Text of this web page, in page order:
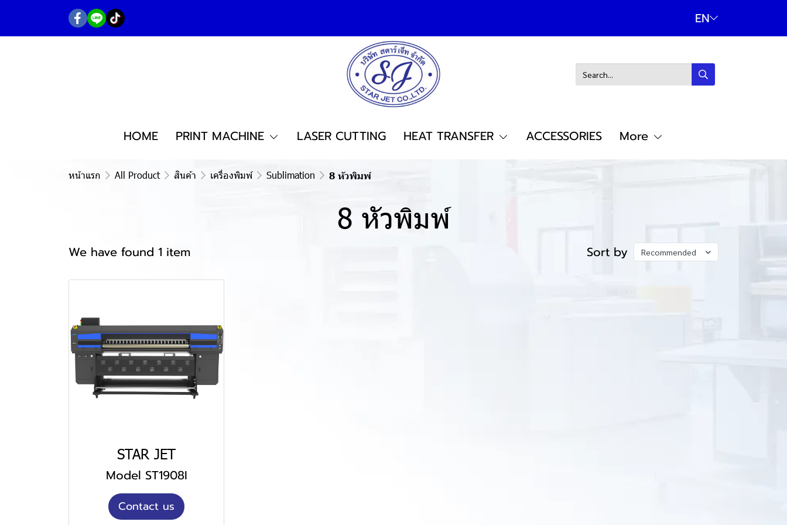
EN
HOME PRINT MACHINE LASER CUTTING HEAT TRANSFER ACCESSORIES More
หน้าแรก All Product สินค้า เครื่องพิมพ์ Sublimation 8 หัวพิมพ์
8 หัวพิมพ์
We have found 1 item Sort by Recommended
STAR JET
Model ST1908I
Contact us